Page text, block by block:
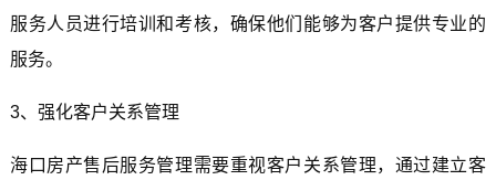
服务人员进行培训和考核，确保他们能够为客户提供专业的
服务。
3、强化客户关系管理
海口房产售后服务管理需要重视客户关系管理，通过建立客